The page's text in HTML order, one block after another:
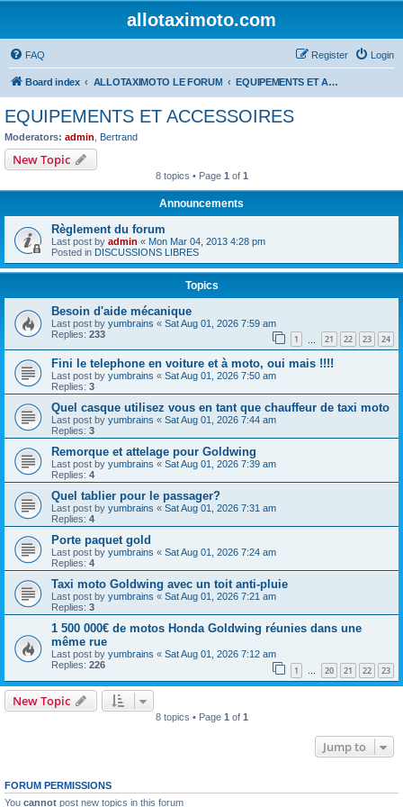
allotaximoto.com
FAQ Login
Register
Board index ALLOTAXIMOTO LE FORUM EQUIPEMENTS ET ACCESSOIRES
EQUIPEMENTS ET ACCESSOIRES
Moderators: admin Bertrand
New Topic
8 topics • Page 1 of 1
Announcements
Règlement du forum
Last post by admin « Mon Mar 04, 2013 4:28 pm
Posted in DISCUSSIONS LIBRES
Topics
Besoin d'aide mécanique
Last post by yumbrains « Sat Aug 01, 2026 7:59 am
Replies: 233 1 21 22 23 24
Fini le telephone en voiture et à moto, oui mais !!!!
Last post by yumbrains « Sat Aug 01, 2026 7:50 am
Replies: 3
Quel casque utilisez vous en tant que chauffeur de taxi moto
Last post by yumbrains « Sat Aug 01, 2026 7:44 am
Replies: 3
Remorque et attelage pour Goldwing
Last post by yumbrains « Sat Aug 01, 2026 7:39 am
Replies: 4
Quel tablier pour le passager?
Last post by yumbrains « Sat Aug 01, 2026 7:31 am
Replies: 4
Porte paquet gold
Last post by yumbrains « Sat Aug 01, 2026 7:24 am
Replies: 4
Taxi moto Goldwing avec un toit anti-pluie
Last post by yumbrains « Sat Aug 01, 2026 7:21 am
Replies: 3
1 500 000€ de motos Honda Goldwing réunies dans une
même rue
Last post by yumbrains « Sat Aug 01, 2026 7:12 am
Replies: 226 1 … 20 21 22 23
New Topic
8 topics • Page 1 of 1
Jump to
FORUM PERMISSIONS
You cannot post new topics in this forum